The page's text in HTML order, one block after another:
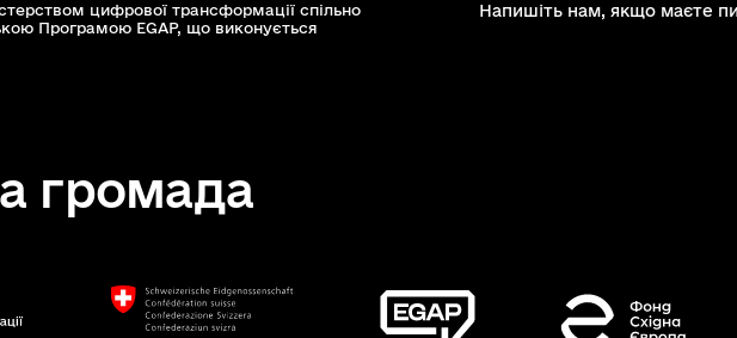
цифрової трансформації спільно
Програмою EGAP, що виконується
громада
Напишіть нам, якщо маєте